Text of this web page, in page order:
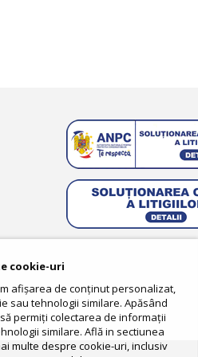
cookie-uri
afișarea de conținut personalizat,
sau tehnologii similare. Apăsând
permiți colectarea de informații
similare. Află in sectiunea
multe despre cookie-uri, inclusiv